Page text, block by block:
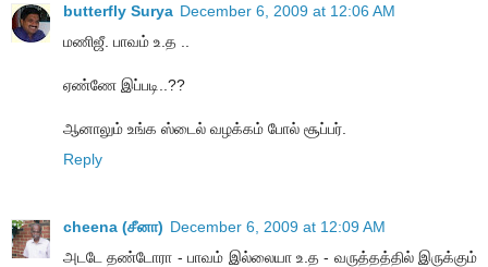
butterfly Surya December 6, 2009 at 12:06 AM
மணிஜீ. பாவம் உ.த ..
ஏண்ணே இப்படி..??
ஆனாலும் உங்க ஸ்டைல் வழக்கம் போல் சூப்பர்.
Reply
cheena (சீனா) December 6, 2009 at 12:09 AM
அடடே தண்டோரா - பாவம் இல்லையா உ.த - வருத்தத்தில் இருக்கும்